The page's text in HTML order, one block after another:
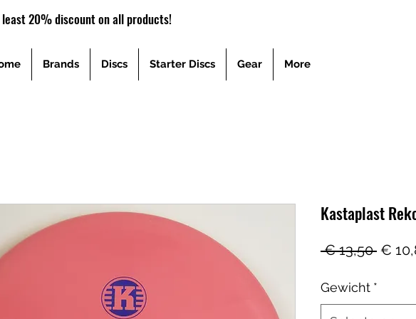
Brands Discs Starter Discs Gear More
20% discount on all products!
Kastaplast
€ 13,50 €
Gewicht *